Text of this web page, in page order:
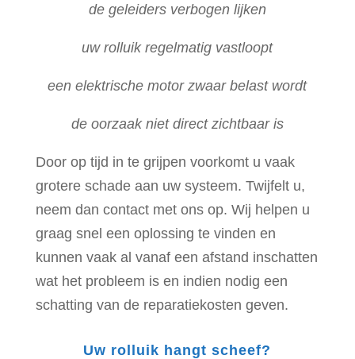
de geleiders verbogen lijken
uw rolluik regelmatig vastloopt
een elektrische motor zwaar belast wordt
de oorzaak niet direct zichtbaar is
Door op tijd in te grijpen voorkomt u vaak
grotere schade aan uw systeem. Twijfelt u,
neem dan contact met ons op. Wij helpen u
graag snel een oplossing te vinden en
kunnen vaak al vanaf een afstand inschatten
wat het probleem is en indien nodig een
schatting van de reparatiekosten geven.
Uw rolluik hangt scheef?